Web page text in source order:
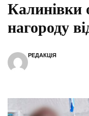
Калинівки
нагороду
РЕДАКЦІЯ